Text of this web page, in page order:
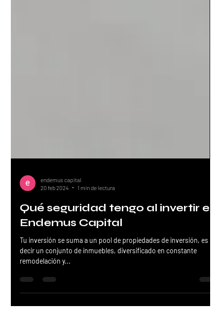
endemus capital
20 feb 2024
1 min de lectura
Qué seguridad tengo al invertir en
Endemus Capital
Tu inversión se suma a un pool de propiedades de inversión, es
remodelación y...